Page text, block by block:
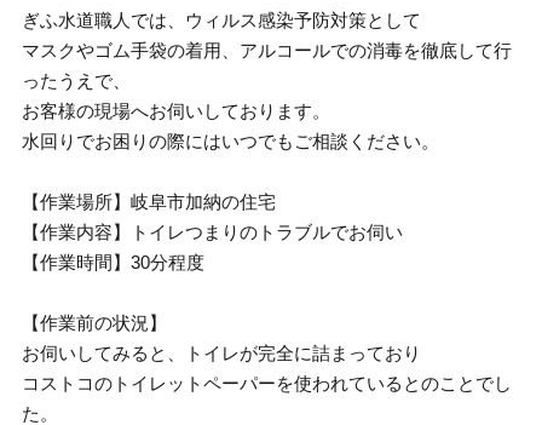
ぎふ水道職人では、ウィルス感染予防対策として
マスクやゴム手袋の着用、アルコールでの消毒を徹底して行
ったうえで、
お客様の現場へお伺いしております。
水回りでお困りの際にはいつでもご相談ください。
【作業場所】岐阜市加納の住宅
【作業内容】トイレつまりのトラブルでお伺い
【作業時間】30分程度
【作業前の状況】
お伺いしてみると、トイレが完全に詰まっており
コストコのトイレットペーパーを使われているとのことでし
た。